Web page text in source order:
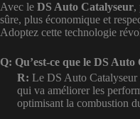
Avec le DS Auto Catalyseur,
sûre, plus économique et
Adoptez cette technologie
Q: Qu’est-ce que le DS Auto
R: Le DS Auto
qui va améliorer les
optimisant la combustion